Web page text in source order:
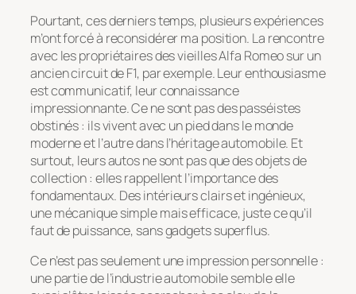
Pourtant, ces derniers temps, plusieurs expériences
m’ont forcé à reconsidérer ma position. La rencontre
avec les propriétaires des vieilles Alfa Romeo sur un
ancien circuit de F1, par exemple. Leur enthousiasme
est communicatif, leur connaissance
impressionnante. Ce ne sont pas des passéistes
obstinés : ils vivent avec un pied dans le monde
moderne et l’autre dans l’héritage automobile. Et
surtout, leurs autos ne sont pas que des objets de
collection : elles rappellent l’importance des
fondamentaux. Des intérieurs clairs et ingénieux,
une mécanique simple mais efficace, juste ce qu’il
faut de puissance, sans gadgets superflus.
Ce n’est pas seulement une impression personnelle :
une partie de l’industrie automobile semble elle